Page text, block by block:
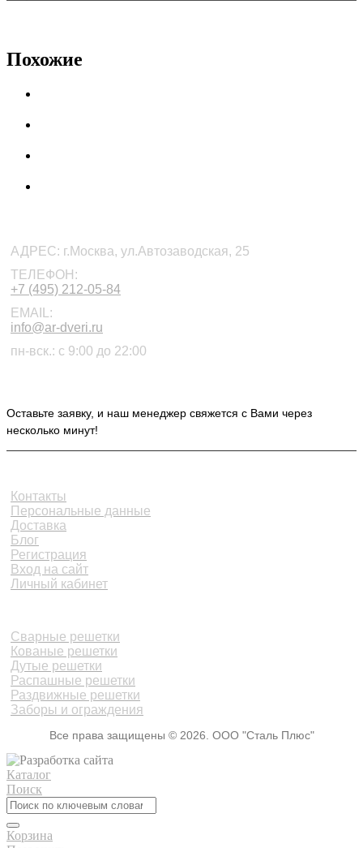
Похожие
АДРЕС: г.Москва, ул.Автозаводская, 25
ТЕЛЕФОН:
+7 (495) 212-05-84
EMAIL:
info@ar-dveri.ru
пн-вск.: с 9:00 до 22:00
Оставьте заявку, и наш менеджер свяжется с Вами через
несколько минут!
Контакты
Персональные данные
Доставка
Блог
Регистрация
Вход на сайт
Личный кабинет
Сварные решетки
Кованые решетки
Дутые решетки
Распашные решетки
Раздвижные решетки
Заборы и ограждения
Все права защищены © 2026. ООО "Сталь Плюс"
Каталог
Поиск
Корзина